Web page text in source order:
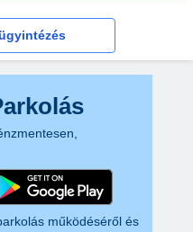
működéséről és